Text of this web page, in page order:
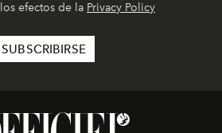
efectos de la Privacy Policy